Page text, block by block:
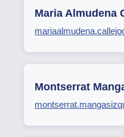
Maria Almudena
Montserrat